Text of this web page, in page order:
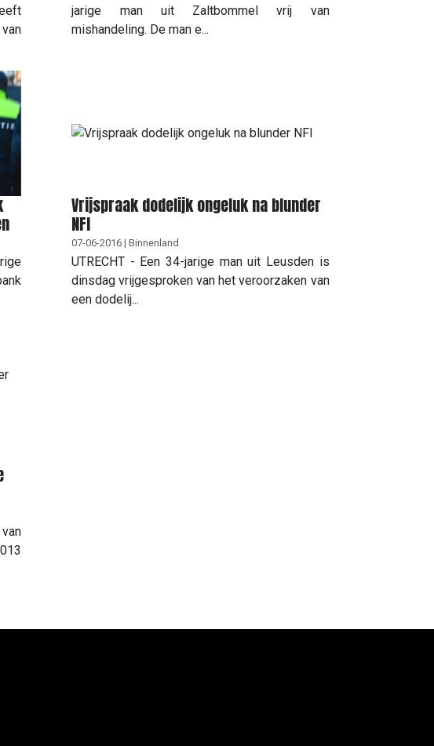
jarige man uit Zaltbommel vrij van
mishandeling. De man e...
Vrijspraak dodelijk ongeluk na blunder
NFI
07-06-2016 | Binnenland
UTRECHT - Een 34-jarige man uit Leusden is
dinsdag vrijgesproken van het veroorzaken van
een dodelij...